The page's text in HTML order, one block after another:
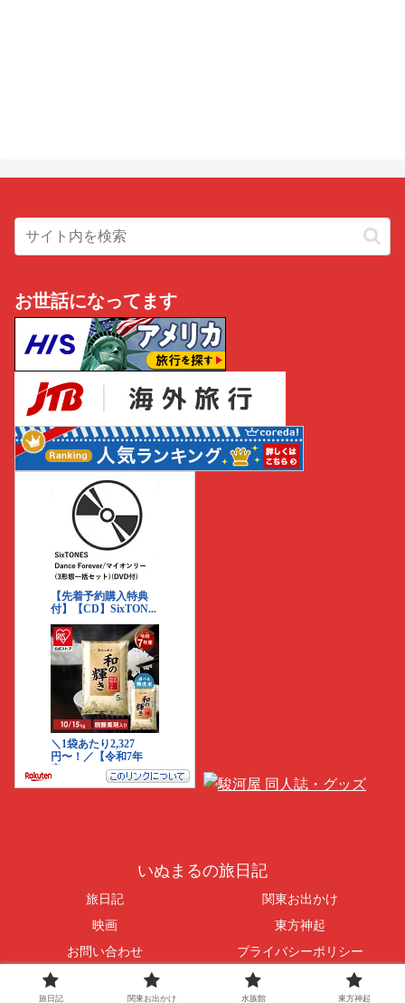
お世話になってます
いぬまるの旅日記
旅日記
関東お出かけ
映画
東方神起
お問い合わせ
プライバシーポリシー
© 2016-2026 いぬまるの旅日記.
旅日記 関東お出かけ 水族館 東方神起